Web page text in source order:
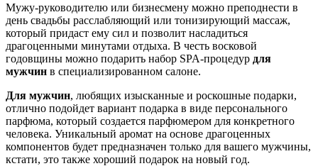
Мужу-руководителю или бизнесмену можно преподнести в
день свадьбы расслабляющий или тонизирующий массаж,
который придаст ему сил и позволит насладиться
драгоценными минутами отдыха. В честь восковой
годовщины можно подарить набор SPA-процедур для
мужчин в специализированном салоне.
Для мужчин, любящих изысканные и роскошные подарки,
отлично подойдет вариант подарка в виде персонального
парфюма, который создается парфюмером для конкретного
человека. Уникальный аромат на основе драгоценных
компонентов будет предназначен только для вашего мужчины,
кстати, это также хороший подарок на новый год.